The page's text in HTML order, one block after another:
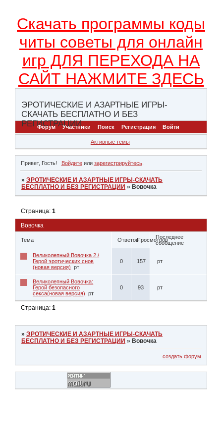
Скачать программы коды
читы советы для онлайн
игр ДЛЯ ПЕРЕХОДА НА
САЙТ НАЖМИТЕ ЗДЕСЬ
ЭРОТИЧЕСКИЕ И АЗАРТНЫЕ ИГРЫ-
СКАЧАТЬ БЕСПЛАТНО И БЕЗ
РЕГИСТРАЦИИ
Форум Участники Поиск Регистрация Войти
Активные темы
Привет, Гость! Войдитеили зарегистрируйтесь.
»ЭРОТИЧЕСКИЕ И АЗАРТНЫЕ ИГРЫ-СКАЧАТЬ
БЕСПЛАТНО И БЕЗ РЕГИСТРАЦИИ » Вовочка
Вовочка
Страница:1
Тема ОтветовПросмотровПоследнее
сообщение
Великолепный Вовочка 2 /
Герой эротических снов
(новая версия)
рт
0 157 рт
Великолепный Вовочка:
Герой безопасного
секса(новая версия)
рт
0 93 рт
Страница:1
»ЭРОТИЧЕСКИЕ И АЗАРТНЫЕ ИГРЫ-СКАЧАТЬ
БЕСПЛАТНО И БЕЗ РЕГИСТРАЦИИ »Вовочка
создать форум